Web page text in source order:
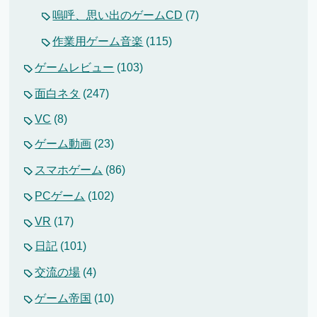
嗚呼、思い出のゲームCD (7)
作業用ゲーム音楽 (115)
ゲームレビュー (103)
面白ネタ (247)
VC (8)
ゲーム動画 (23)
スマホゲーム (86)
PCゲーム (102)
VR (17)
日記 (101)
交流の場 (4)
ゲーム帝国 (10)